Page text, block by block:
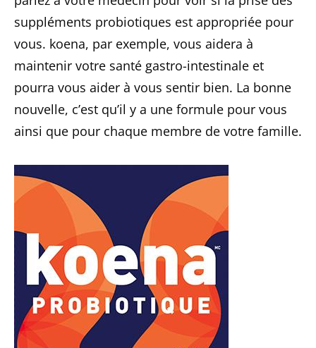
suppléments probiotiques est appropriée pour
vous. koena, par exemple, vous aidera à
maintenir votre santé gastro-intestinale et
pourra vous aider à vous sentir bien. La bonne
nouvelle, c’est qu’il y a une formule pour vous
ainsi que pour chaque membre de votre famille.